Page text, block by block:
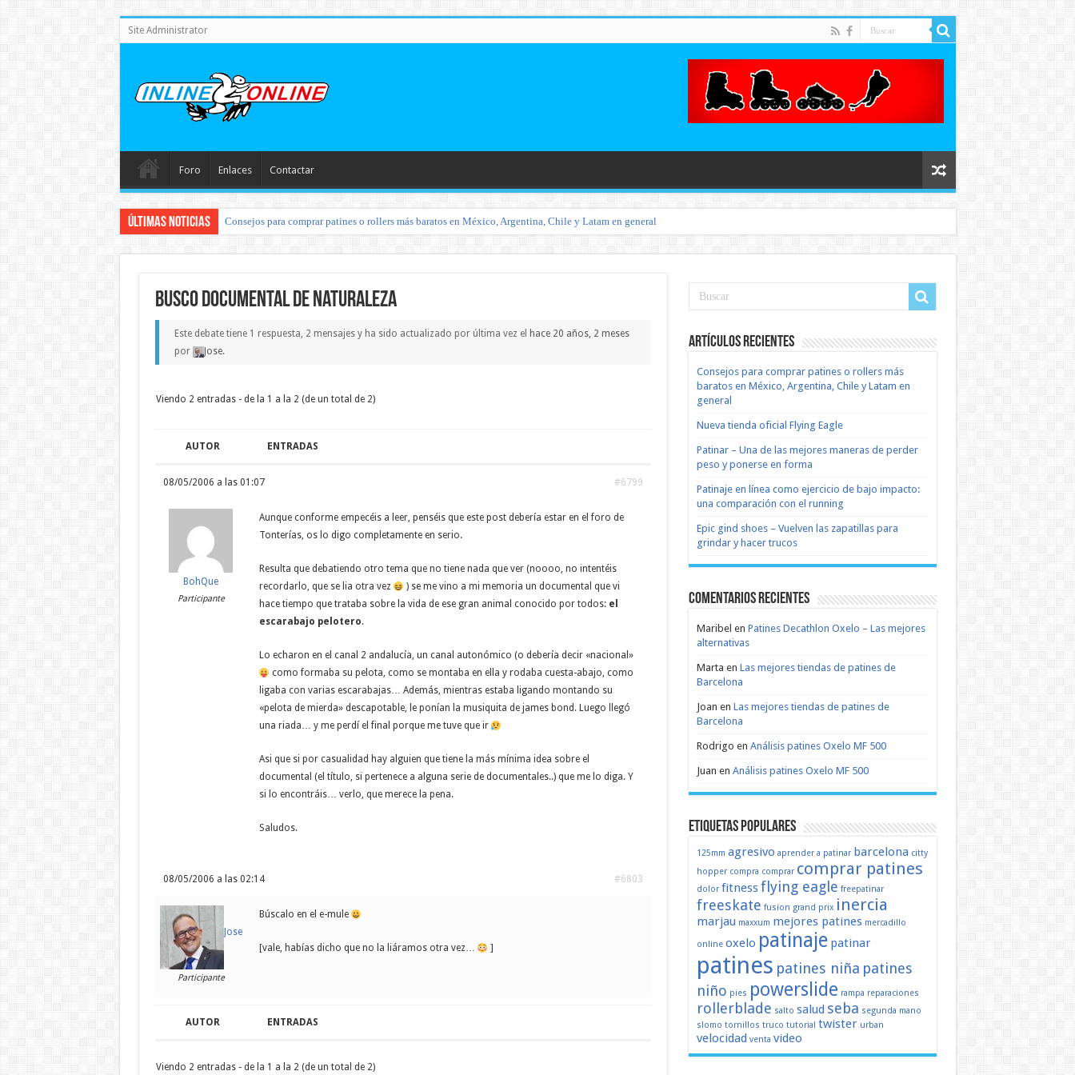
Site Administrator
Foro Enlaces Contactar
Últimas noticias Consejos para comprar patines o rollers más baratos en México, Argentina, Chile y Latam en general
Busco documental de naturaleza
Este debate tiene 1 respuesta, 2 mensajes y ha sido actualizado por última vez el hace 20 años, 2 meses
por
Jose.
Viendo 2 entradas - de la 1 a la 2 (de un total de 2)
AUTOR ENTRADAS
08/05/2006 a las 01:07 #6799
BohQue
Participante
Aunque conforme empecéis a leer, penséis que este post debería estar en el foro de
Tonterías, os lo digo completamente en serio.
Resulta que debatiendo otro tema que no tiene nada que ver (noooo, no intentéis
recordarlo, que se lia otra vez
) se me vino a mi memoria un documental que vi
hace tiempo que trataba sobre la vida de ese gran animal conocido por todos: el
escarabajo pelotero.
Lo echaron en el canal 2 andalucía, un canal autonómico (o debería decir «nacional»
como formaba su pelota, como se montaba en ella y rodaba cuesta-abajo, como
ligaba con varias escarabajas… Además, mientras estaba ligando montando su
«pelota de mierda» descapotable, le ponían la musiquita de james bond. Luego llegó
una riada… y me perdí el final porque me tuve que ir
Asi que si por casualidad hay alguien que tiene la más mínima idea sobre el
documental (el título, si pertenece a alguna serie de documentales..) que me lo diga. Y
si lo encontráis… verlo, que merece la pena.
Saludos.
08/05/2006 a las 02:14 #6803
Jose
Participante
Búscalo en el e-mule
[vale, habías dicho que no la liáramos otra vez… ]
AUTOR ENTRADAS
Viendo 2 entradas - de la 1 a la 2 (de un total de 2)
Artículos recientes
Consejos para comprar patines o rollers más
baratos en México, Argentina, Chile y Latam en
general
Nueva tienda oficial Flying Eagle
Patinar – Una de las mejores maneras de perder
peso y ponerse en forma
Patinaje en línea como ejercicio de bajo impacto:
una comparación con el running
Epic gind shoes – Vuelven las zapatillas para
grindar y hacer trucos
Comentarios recientes
Maribel en Patines Decathlon Oxelo – Las mejores
alternativas
Marta en Las mejores tiendas de patines de
Barcelona
Joan en Las mejores tiendas de patines de
Barcelona
Rodrigo en Análisis patines Oxelo MF 500
Juan en Análisis patines Oxelo MF 500
Etiquetas populares
125mm agresivo aprender a patinar barcelona citty
hopper compra comprar comprar patines
dolor fitnessflying eagle freepatinar
freeskate fusion grand prix inercia
marjau maxxum mejores patines mercadillo
online oxelo patinaje patinar
patines patines niña patines
niño pies powerslide rampa reparaciones
rollerblade salto salud seba segunda mano
slomo tornillos truco tutorial twister urban
velocidad venta video